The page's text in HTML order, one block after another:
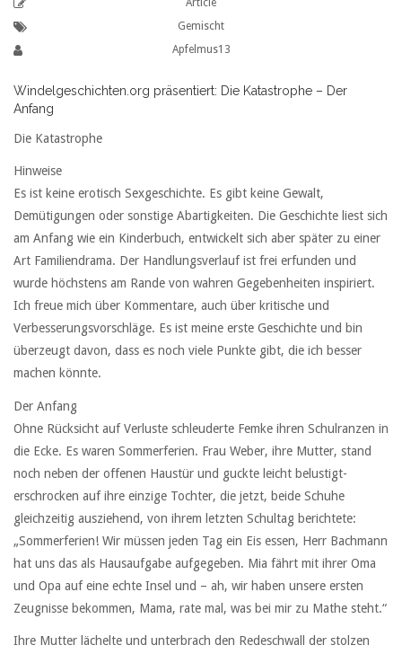
Article
Gemischt
Apfelmus13
Windelgeschichten.org präsentiert: Die Katastrophe – Der
Anfang
Die Katastrophe
Hinweise
Es ist keine erotisch Sexgeschichte. Es gibt keine Gewalt,
Demütigungen oder sonstige Abartigkeiten. Die Geschichte liest sich
am Anfang wie ein Kinderbuch, entwickelt sich aber später zu einer
Art Familiendrama. Der Handlungsverlauf ist frei erfunden und
wurde höchstens am Rande von wahren Gegebenheiten inspiriert.
Ich freue mich über Kommentare, auch über kritische und
Verbesserungsvorschläge. Es ist meine erste Geschichte und bin
überzeugt davon, dass es noch viele Punkte gibt, die ich besser
machen könnte.
Der Anfang
Ohne Rücksicht auf Verluste schleuderte Femke ihren Schulranzen in
die Ecke. Es waren Sommerferien. Frau Weber, ihre Mutter, stand
noch neben der offenen Haustür und guckte leicht belustigt-
erschrocken auf ihre einzige Tochter, die jetzt, beide Schuhe
gleichzeitig ausziehend, von ihrem letzten Schultag berichtete:
„Sommerferien! Wir müssen jeden Tag ein Eis essen, Herr Bachmann
hat uns das als Hausaufgabe aufgegeben. Mia fährt mit ihrer Oma
und Opa auf eine echte Insel und – ah, wir haben unsere ersten
Zeugnisse bekommen, Mama, rate mal, was bei mir zu Mathe steht.“
Ihre Mutter lächelte und unterbrach den Redeschwall der stolzen